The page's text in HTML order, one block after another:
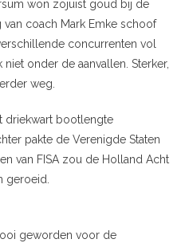
won zojuist goud bij de
coach Mark Emke schoof
concurrenten vol
onder de aanvallen. Sterker,
weg.
driekwart bootlengte
pakte de Verenigde Staten
van FISA zou de Holland Acht
geroeid.
geworden voor de